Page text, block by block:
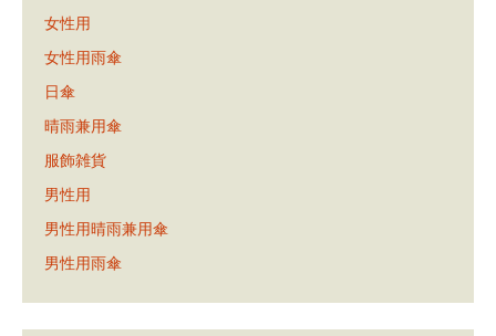
女性用
女性用雨傘
日傘
晴雨兼用傘
服飾雑貨
男性用
男性用晴雨兼用傘
男性用雨傘